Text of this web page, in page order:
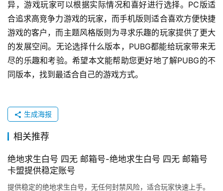
异，游戏玩家可以根据实际情况和喜好进行选择。PC版适
合追求高竞争力游戏的玩家，而手机版则适合喜欢方便快捷
游戏的客户，而主题风格版则为寻求乐趣的玩家提供了更大
的发展空间。无论选择什么版本，PUBG都能给玩家带来无
尽的乐趣和考验。希望本文能帮助您更好地了解PUBG的不
同版本，找到最适合自己的游戏方式。
生成海报
相关推荐
绝地求生白号 四无 邮箱号-绝地求生白号 四无 邮箱号
卡盟提供稳定账号
提供稳定的绝地求生白号，无任何封禁风险，适合玩家快速上手。